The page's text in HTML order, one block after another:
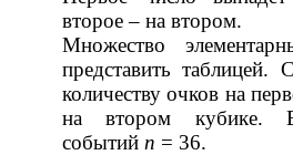
второе – на втором.
Множество
представить таблицей.
количеству очков на
на втором кубике.
событий п = 36.